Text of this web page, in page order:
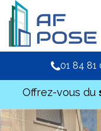
01 84 81
Offrez-vous du